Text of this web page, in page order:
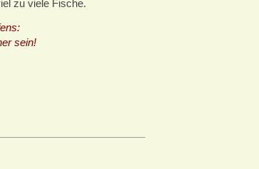
zu viele Fische.
sein!